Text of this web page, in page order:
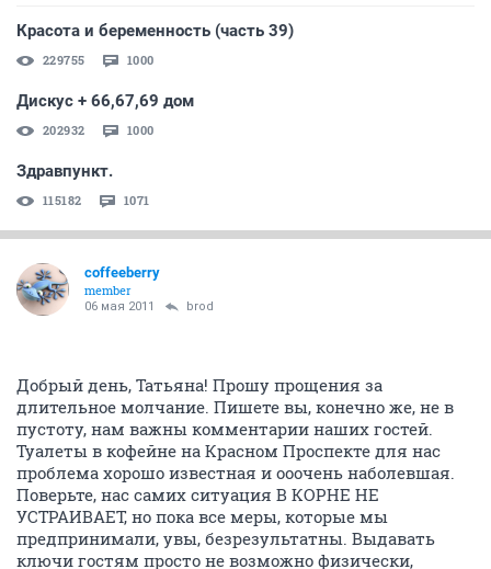
Красота и беременность (часть 39)
229755 1000
Дискус + 66,67,69 дом
202932 1000
Здравпункт.
115182 1071
coffeeberry
member
06 мая 2011 brod
Добрый день, Татьяна! Прошу прощения за
длительное молчание. Пишете вы, конечно же, не в
пустоту, нам важны комментарии наших гостей.
Туалеты в кофейне на Красном Проспекте для нас
проблема хорошо известная и ооочень наболевшая.
Поверьте, нас самих ситуация В КОРНЕ НЕ
УСТРАИВАЕТ, но пока все меры, которые мы
предпринимали, увы, безрезультатны. Выдавать
ключи гостям просто не возможно физически,